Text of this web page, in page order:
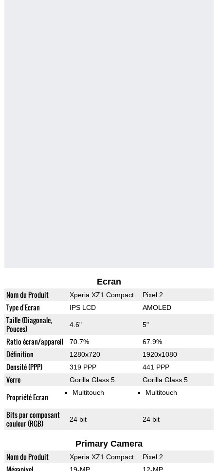
Ecran
Nom du Produit Xperia XZ1 Compact Pixel 2
Type d'Ecran IPS LCD AMOLED
Taille (Diagonale,
Pouces)
4.6" 5"
Ratio écran/appareil 70.7% 67.9%
Définition 1280x720 1920x1080
Densité (PPP) 319 PPP 441 PPP
Verre Gorilla Glass 5 Gorilla Glass 5
Propriété Ecran Multitouch Multitouch
Bits par composant
couleur (RGB)
24 bit 24 bit
Primary Camera
Nom du Produit Xperia XZ1 Compact Pixel 2